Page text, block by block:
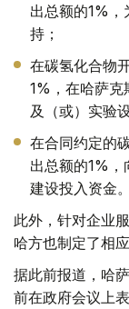
出总额的1%
持；
在碳氢化合物
1%，在哈萨克
及（或）实验
在合同约定的
出总额的1%
建设投入资金。
此外，针对企业
哈方也制定了相
据此前报道，哈
前在政府会议上